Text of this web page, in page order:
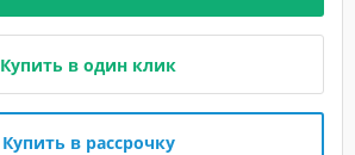
Купить в один клик
Купить в рассрочку